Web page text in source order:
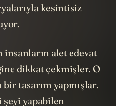
pil ömrü ve
kesintisiz
insanların alet edevat
dikkat çekmişler. O
tasarım yapmışlar.